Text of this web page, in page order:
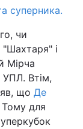
суперника.
чи
і
Мірча
УПЛ. Втім,
що Де
Тому для